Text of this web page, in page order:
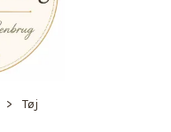
Tøj